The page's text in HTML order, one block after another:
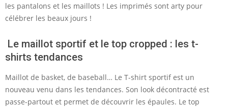
les pantalons et les maillots ! Les imprimés sont arty pour
célébrer les beaux jours !
Le maillot sportif et le top cropped : les t-
shirts tendances
Maillot de basket, de baseball… Le T-shirt sportif est un
nouveau venu dans les tendances. Son look décontracté est
passe-partout et permet de découvrir les épaules. Le top